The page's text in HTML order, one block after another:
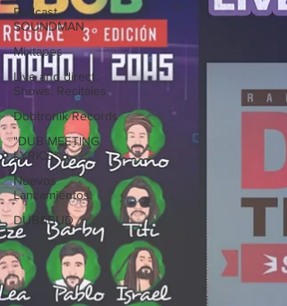
Podcast.
SOUNDMAN
Mixtapes
Live and direct.
Shows. Recitales.
Dubtronik Records
"DUB MEETING
LYRICS"
Nuevos
Lanzamientos.
DUB&BUD